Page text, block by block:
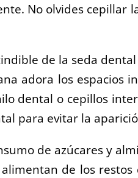
No olvides cepillar
de la seda dental
adora los espacios
dental o cepillos
para evitar la
de azúcares y
de los